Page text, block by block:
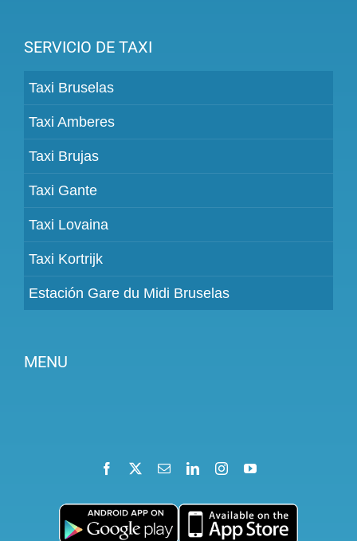
SERVICIO DE TAXI
Taxi Bruselas
Taxi Amberes
Taxi Brujas
Taxi Gante
Taxi Lovaina
Taxi Kortrijk
Estación Gare du Midi Bruselas
MENU
Espace Client Facebook EmailLinkedInInstagramYouTube